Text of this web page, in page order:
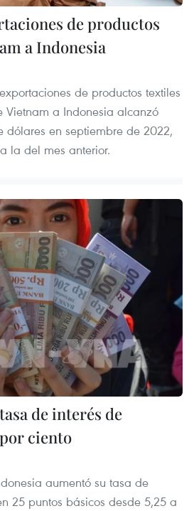
de productos
a Indonesia
de productos textiles
Vietnam a Indonesia alcanzó
dólares en septiembre de 2022,
la del mes anterior.
de interés de
ciento
aumentó su tasa de
25 puntos básicos desde 5,25 a